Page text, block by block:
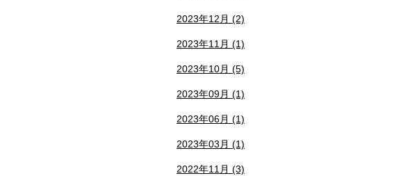
2023年12月 (2)
2023年11月 (1)
2023年10月 (5)
2023年09月 (1)
2023年06月 (1)
2023年03月 (1)
2022年11月 (3)